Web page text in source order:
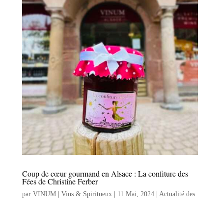
Coup de cœur gourmand en Alsace : La confiture des
Fées de Christine Ferber
par VINUM | Vins & Spiritueux| 11 Mai, 2024| Actualité des